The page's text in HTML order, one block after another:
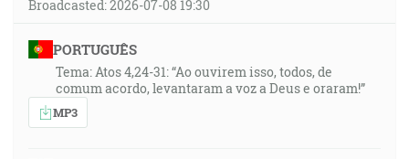
Broadcasted: 2026-07-08 19:30
PORTUGUÊS
Tema: Atos 4,24-31: “Ao ouvirem isso, todos, de
comum acordo, levantaram a voz a Deus e oraram!”
MP3